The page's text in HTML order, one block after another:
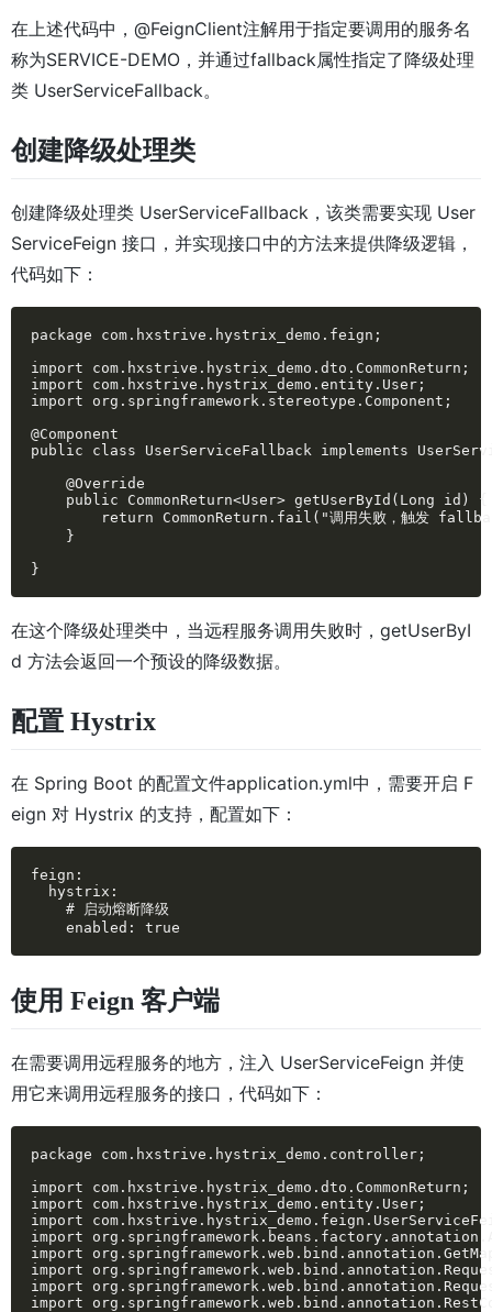
在上述代码中，@FeignClient注解用于指定要调用的服务名
称为SERVICE-DEMO，并通过fallback属性指定了降级处理
类 UserServiceFallback。
创建降级处理类
创建降级处理类 UserServiceFallback，该类需要实现 User
ServiceFeign 接口，并实现接口中的方法来提供降级逻辑，
代码如下：
package com.hxstrive.hystrix_demo.feign;
import com.hxstrive.hystrix_demo.dto.CommonReturn;
import com.hxstrive.hystrix_demo.entity.User;
import org.springframework.stereotype.Component;
@Component
public class UserServiceFallback implements
@Override
public CommonReturn<User> getUserById(Long id) {
return CommonReturn.fail("调用失败，触发
}
}
在这个降级处理类中，当远程服务调用失败时，getUserByI
d 方法会返回一个预设的降级数据。
配置 Hystrix
在 Spring Boot 的配置文件application.yml中，需要开启 F
eign 对 Hystrix 的支持，配置如下：
feign:
hystrix:
# 启动熔断降级
enabled: true
使用 Feign 客户端
在需要调用远程服务的地方，注入 UserServiceFeign 并使
用它来调用远程服务的接口，代码如下：
package com.hxstrive.hystrix_demo.controller;
import com.hxstrive.hystrix_demo.dto.CommonReturn;
import com.hxstrive.hystrix_demo.entity.User;
import
import
import
import
import
import